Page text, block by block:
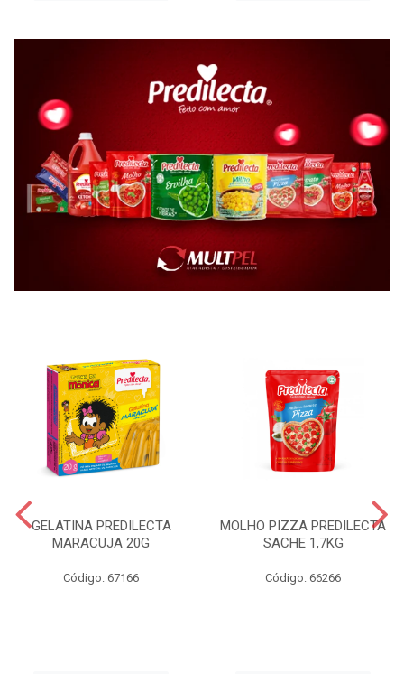
GELATINA PREDILECTA
MARACUJA 20G
Código: 67166
MOLHO PIZZA PREDILECTA
SACHE 1,7KG
Código: 66266